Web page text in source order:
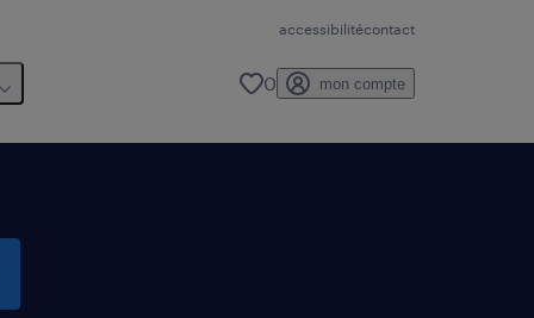
accessibilitécontact
0 mon compte